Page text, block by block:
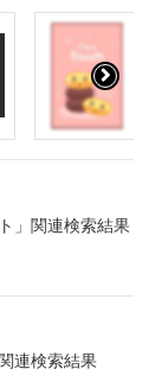
」関連検索結果
連検索結果